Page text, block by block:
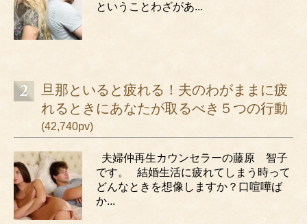
ということわざがあ...
旦那といると疲れる！夫のわがままに疲
れるときにあなたが取るべき５つの行動
(42,740pv)
夫婦仲再生カウンセラーの藤原 智子
です。 結婚生活に疲れてしまう時って
どんなときを想像しますか？口喧嘩ば
か...